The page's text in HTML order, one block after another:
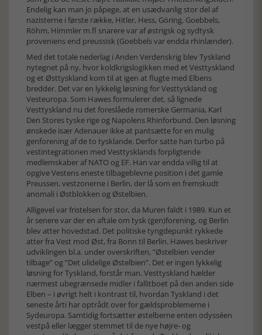
Endelig kan man jo påpege, at en usædvanlig stor del af
nazisterne i første række, Hitler, Hess, Göring, Goebbels,
Röhm, Himmler m.fl snarere var af østrigsk og sydtysk
proveniens end preussisk (Goebbels var endda rhinlænder).
Med det totale nederlag i Anden Verdenskrig blev Tyskland
nytegnet på ny, hvor koldkrigslogikken med et Vesttyskland
og et Østtyskland kom til at igen at flugte med Elbens
bredder. Det var en lykkelig løsning for Vesttyskland og
Vesteuropa. Som Hawes formulerer det, så lignede
Vesttyskland nu det foreslåede romerske Germania, Karl
Den Stores tyske rige og Napolens Rhinforbund. Den løsning
ønskede især Adenauer ikke at pantsætte for en mulig
genforening af de to tysklande. Derfor satte han turbo på
vestintegrationen med Vesttysklands forpligtende
medlemskaber af NATO og EF. Han var endda villig til at
opgive Vestens eneste tilbageblevne position i det gamle
Preussen, vestzonerne i Berlin, der lå som en fremskudt
anomali i Østblokken og Østelbien.
Alligevel var fristelsen for stor, da Muren faldt i 1989. Kun et
år senere var der en aftale om tysk (gen)forening, og Berlin
blev atter hovedstad. Det politiske tyngdepunkt rykkede
atter fra Vest mod Øst, fra Bonn til Berlin. Hawes beskriver
udviklingen bl.a. under overskriften, ”Østelbien vender
tilbage” og ”Det ulidelige Østelbien”. Det er ingen lykkelig
løsning for Tyskland, forstår man. Vesttyskland hælder
nærmest ubegrænsede midler i fallitboet på den anden side
Elben – i øvrigt helt i kontrast til, hvordan Tyskland i det
seneste årti har optrådt over for gældsproblemerne i
Sydeuropa. Samtidig fortsætter østelberne enten odysséen
vestpå eller lægger stemmet til de nye højre- og